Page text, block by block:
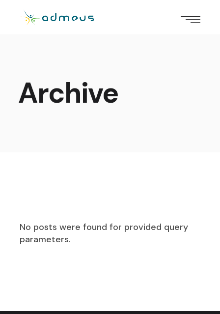
Archive
No posts were found for provided query
parameters.